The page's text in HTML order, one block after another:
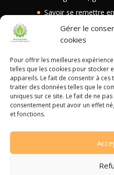
Gérer le
cookies
Pour offrir les meilleures
telles que les cookies pour stocker
appareils. Le fait de consentir à
traiter des données telles que le
uniques sur ce site. Le fait de ne
consentement peut avoir un effet
et fonctions.
Savoir se remettre
Transmission
Blog
Contact
Autres liens
Mentions Légales